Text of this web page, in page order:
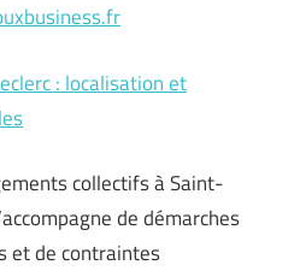
: localisation et
collectifs à Saint-
de démarches
et de contraintes